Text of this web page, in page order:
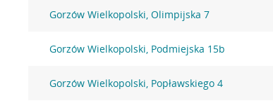
Gorzów Wielkopolski, Olimpijska 7
Gorzów Wielkopolski, Podmiejska 15b
Gorzów Wielkopolski, Popławskiego 4